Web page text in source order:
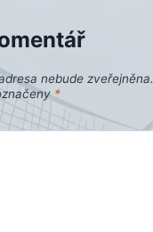
nebude zveřejněna.
*